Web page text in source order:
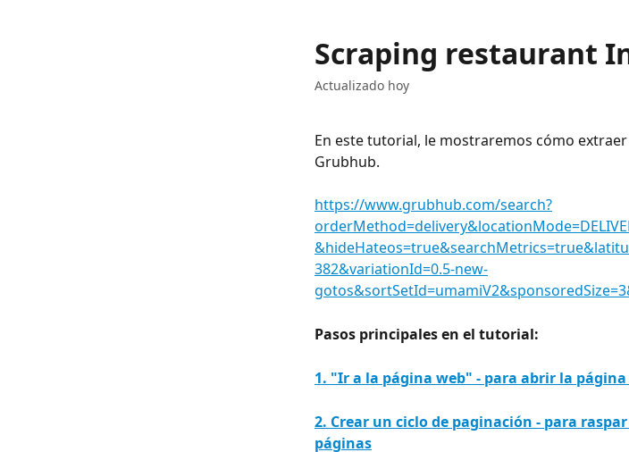
Scraping restaurant
Actualizado hoy
En este tutorial, le mostraremos cómo
Grubhub.
https://www.grubhub.com/search?
382&variationId=0.5-new-
Pasos principales en el tutorial:
1. "Ir a la página web" - para abrir la
2. Crear un ciclo de paginación - para
páginas